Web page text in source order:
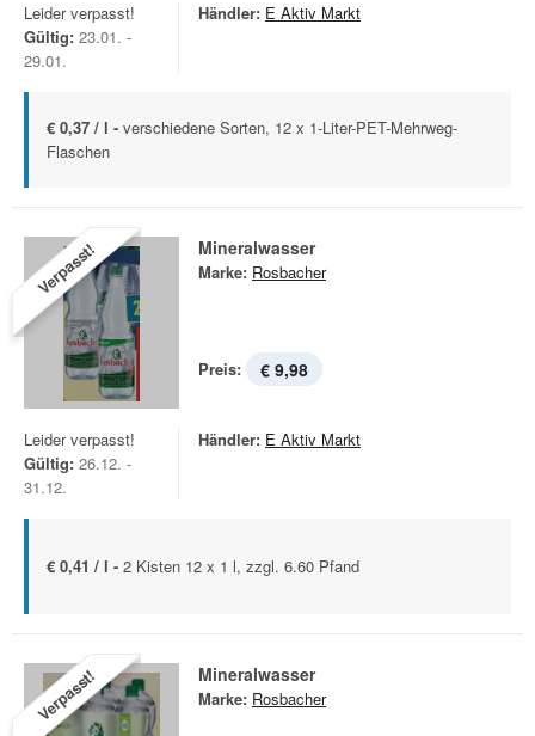
Leider verpasst!
Gültig: 23.01. -
29.01.
Händler: E Aktiv Markt
€ 0,37 / l - verschiedene Sorten, 12 x 1-Liter-PET-Mehrweg-
Flaschen
Verpasst! Mineralwasser
Marke: Rosbacher
Preis: € 9,98
Leider verpasst!
Gültig: 26.12. -
31.12.
Händler: E Aktiv Markt
€ 0,41 / l - 2 Kisten 12 x 1 l, zzgl. 6.60 Pfand
Verpasst! Mineralwasser
Marke: Rosbacher